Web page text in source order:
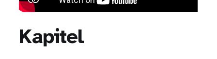
Kapitel